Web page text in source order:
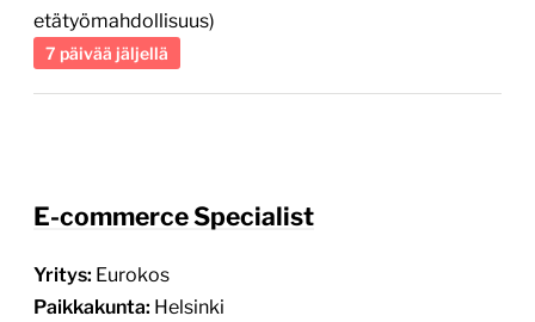
etätyömahdollisuus)
7 päivää jäljellä
E-commerce Specialist
Yritys: Eurokos
Paikkakunta: Helsinki